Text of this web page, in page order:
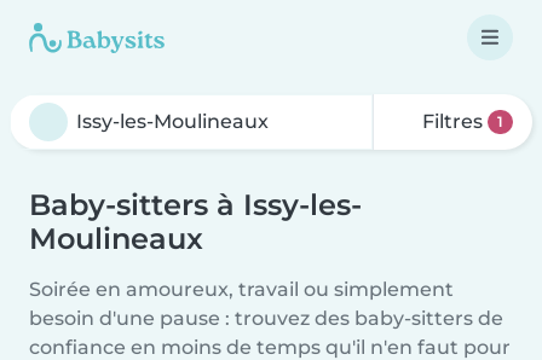
Filtres 1
Baby-sitters à Issy-les-
Moulineaux
Soirée en amoureux, travail ou simplement
besoin d'une pause : trouvez des baby-sitters de
confiance en moins de temps qu'il n'en faut pour